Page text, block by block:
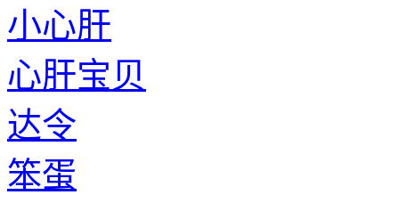
小心肝
心肝宝贝
达令
笨蛋